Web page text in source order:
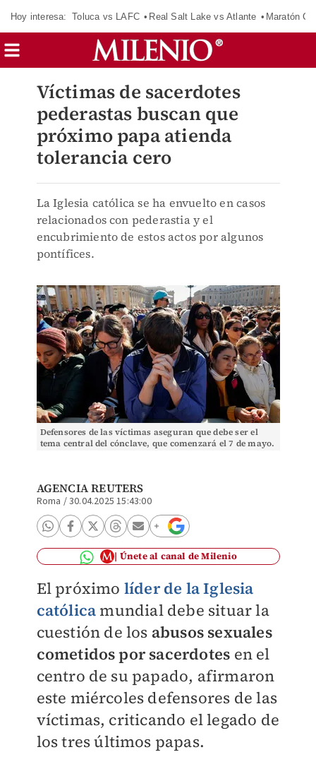
Hoy interesa: Toluca vs LAFC Real Salt Lake vs Atlante Maratón
Víctimas de sacerdotes
pederastas buscan que
próximo papa atienda
tolerancia cero
La Iglesia católica se ha envuelto en casos
relacionados con pederastia y el
encubrimiento de estos actos por algunos
pontífices.
Defensores de las víctimas aseguran que debe ser el
tema central del cónclave, que comenzará el 7 de mayo.
AGENCIA REUTERS
Roma /30.04.2025 15:43:00
Únete al canal de Milenio
El próximo líder de la Iglesia
católicamundial debe situar la
cuestión de los abusos sexuales
cometidos por sacerdotes en el
centro de su papado, afirmaron
este miércoles defensores de las
víctimas, criticando el legado de
los tres últimos papas.